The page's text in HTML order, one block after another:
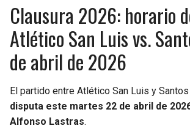
Clausura 2026: horario
Atlético San Luis vs.
de abril de 2026
El partido entre Atlético San Luis y
disputa este martes 22 de abril de
Alfonso Lastras.